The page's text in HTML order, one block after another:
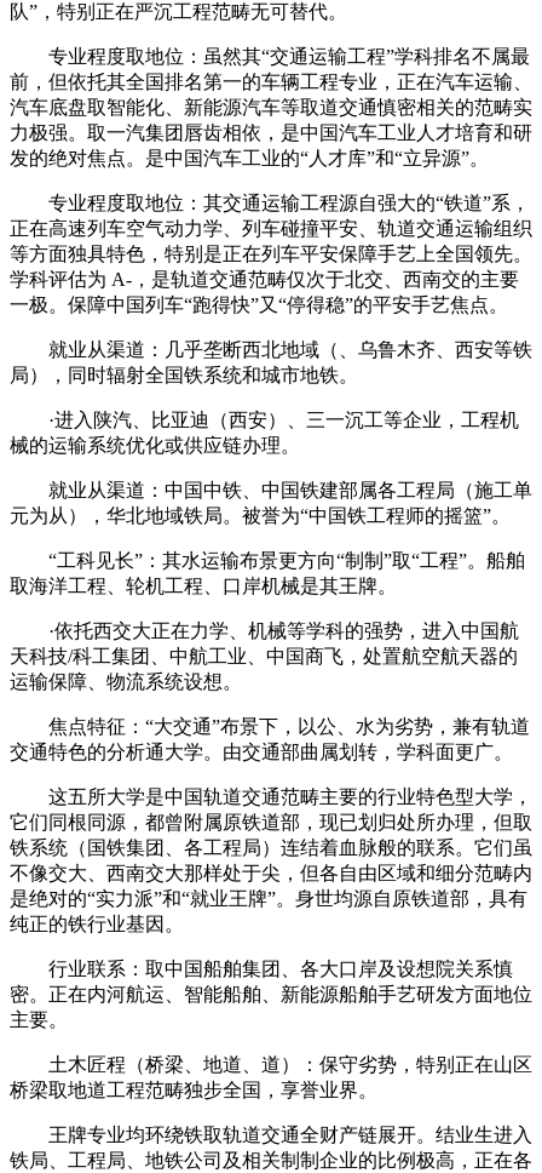
队”，特别正在严沉工程范畴无可替代。
专业程度取地位：虽然其“交通运输工程”学科排名不属最
前，但依托其全国排名第一的车辆工程专业，正在汽车运输、
汽车底盘取智能化、新能源汽车等取道交通慎密相关的范畴实
力极强。取一汽集团唇齿相依，是中国汽车工业人才培育和研
发的绝对焦点。是中国汽车工业的“人才库”和“立异源”。
专业程度取地位：其交通运输工程源自强大的“铁道”系，
正在高速列车空气动力学、列车碰撞平安、轨道交通运输组织
等方面独具特色，特别是正在列车平安保障手艺上全国领先。
学科评估为 A-，是轨道交通范畴仅次于北交、西南交的主要
一极。保障中国列车“跑得快”又“停得稳”的平安手艺焦点。
就业从渠道：几乎垄断西北地域（、乌鲁木齐、西安等铁
局），同时辐射全国铁系统和城市地铁。
·进入陕汽、比亚迪（西安）、三一沉工等企业，工程机
械的运输系统优化或供应链办理。
就业从渠道：中国中铁、中国铁建部属各工程局（施工单
元为从），华北地域铁局。被誉为“中国铁工程师的摇篮”。
“工科见长”：其水运输布景更方向“制制”取“工程”。船舶
取海洋工程、轮机工程、口岸机械是其王牌。
·依托西交大正在力学、机械等学科的强势，进入中国航
天科技/科工集团、中航工业、中国商飞，处置航空航天器的
运输保障、物流系统设想。
焦点特征：“大交通”布景下，以公、水为劣势，兼有轨道
交通特色的分析通大学。由交通部曲属划转，学科面更广。
这五所大学是中国轨道交通范畴主要的行业特色型大学，
它们同根同源，都曾附属原铁道部，现已划归处所办理，但取
铁系统（国铁集团、各工程局）连结着血脉般的联系。它们虽
不像交大、西南交大那样处于尖，但各自由区域和细分范畴内
是绝对的“实力派”和“就业王牌”。身世均源自原铁道部，具有
纯正的铁行业基因。
行业联系：取中国船舶集团、各大口岸及设想院关系慎
密。正在内河航运、智能船舶、新能源船舶手艺研发方面地位
主要。
土木匠程（桥梁、地道、道）：保守劣势，特别正在山区
桥梁取地道工程范畴独步全国，享誉业界。
王牌专业均环绕铁取轨道交通全财产链展开。结业生进入
铁局、工程局、地铁公司及相关制制企业的比例极高，正在各